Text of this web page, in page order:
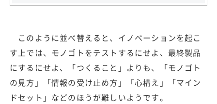
このように並べ替えると、イノベーションを起こ
す上では、モノゴトをテストするにせよ、最終製品
にするにせよ、「つくること」よりも、「モノゴト
の見方」「情報の受け止め方」「心構え」「マイン
ドセット」などのほうが難しいようです。